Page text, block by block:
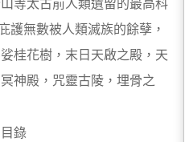
等太古前人類遺留的最高科
護無數被人類滅族的餘孽，
桂花樹，末日天啟之殿，天
神殿，咒靈古陵，埋骨之
錄